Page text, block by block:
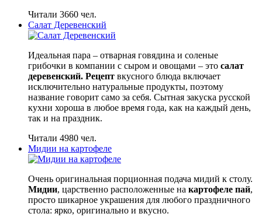
Читали 3660 чел.
Салат Деревенский
Идеальная пара – отварная говядина и соленые
грибочки в компании с сыром и овощами – это салат
деревенский. Рецепт вкусного блюда включает
исключительно натуральные продукты, поэтому
название говорит само за себя. Сытная закуска русской
кухни хороша в любое время года, как на каждый день,
так и на праздник.
Читали 4980 чел.
Мидии на картофеле
Очень оригинальная порционная подача мидий к столу.
Мидии, царственно расположенные на картофеле пай,
просто шикарное украшения для любого праздничного
стола: ярко, оригинально и вкусно.